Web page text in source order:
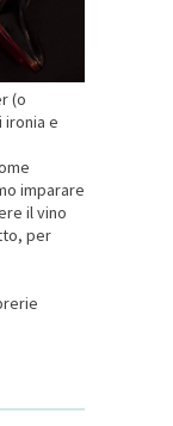
(o
ironia e
imparare
il vino
per